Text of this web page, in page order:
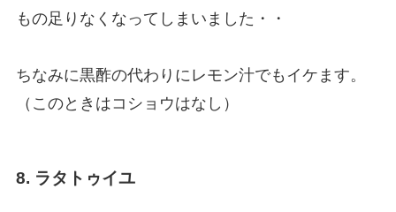
もの足りなくなってしまいました・・
ちなみに黒酢の代わりにレモン汁でもイケます。
（このときはコショウはなし）
8. ラタトゥイユ